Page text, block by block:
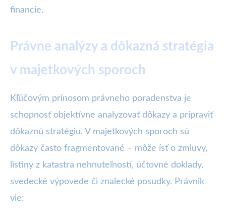
financie.
Právne analýzy a dôkazná stratégia
v majetkových sporoch
Kľúčovým prínosom právneho poradenstva je
schopnosť objektívne analyzovať dôkazy a pripraviť
dôkaznú stratégiu. V majetkových sporoch sú
dôkazy často fragmentované – môže ísť o zmluvy,
listiny z katastra nehnuteľností, účtovné doklady,
svedecké výpovede či znalecké posudky. Právnik
vie: